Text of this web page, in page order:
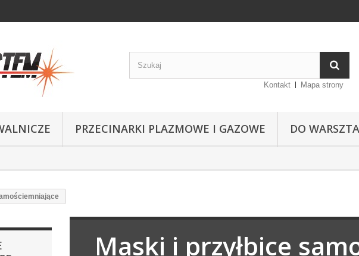
Kontakt Mapa strony
PRZECINARKI PLAZMOWE I GAZOWE DO
Maski i przyłbice